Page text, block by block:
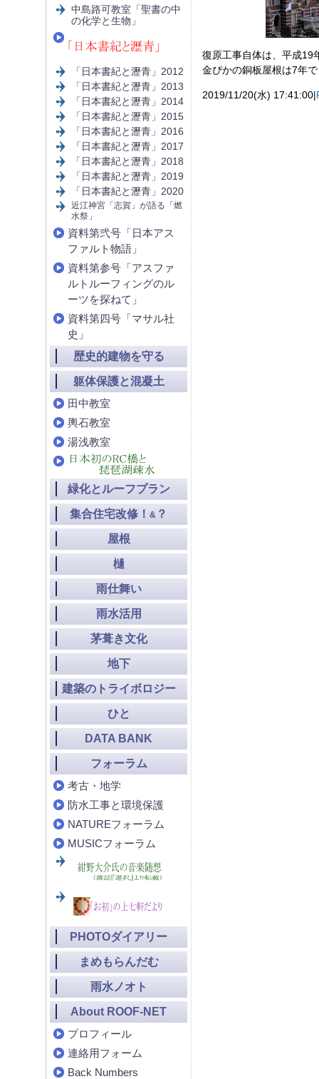
復原工事自体は、平成19
金ぴかの銅板屋根は7年
2019/11/20(水) 17:41:00|
中島路可教室「聖書の中
の化学と生物」
「日本書紀と瀝青」2012
「日本書紀と瀝青」2013
「日本書紀と瀝青」2014
「日本書紀と瀝青」2015
「日本書紀と瀝青」2016
「日本書紀と瀝青」2017
「日本書紀と瀝青」2018
「日本書紀と瀝青」2019
「日本書紀と瀝青」2020
近江神宮「志賀」が語る「燃
水祭」
資料第弐号「日本アス
ファルト物語」
資料第参号「アスファ
ルトルーフィングのル
ーツを探ねて」
資料第四号「マサル社
史」
歴史的建物を守る
躯体保護と混凝土
田中教室
輿石教室
湯浅教室
緑化とルーフプラン
集合住宅改修！ & ？
屋根
樋
雨仕舞い
雨水活用
茅葺き文化
地下
建築のトライボロジー
ひと
DATA BANK
フォーラム
考古・地学
防水工事と環境保護
NATUREフォーラム
MUSICフォーラム
PHOTOダイアリー
まめもらんだむ
雨水ノオト
About ROOF-NET
プロフィール
連絡用フォーム
Back Numbers